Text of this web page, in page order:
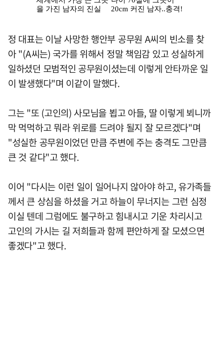
정 대표는 이날 사망한 행안부 공무원 A씨의 빈소를 찾
아 "(A씨는) 국가를 위해서 정말 책임감 있고 성실하게
일하셨던 모범적인 공무원이셨는데 이렇게 안타까운 일
이 발생했다"며 이같이 말했다.
그는 "또 (고인의) 사모님을 뵙고 아들, 딸 이렇게 뵈니까
막 먹먹하고 뭐라 위로를 드려야 될지 잘 모르겠다"며
"성실한 공무원이었던 만큼 주변에 주는 충격도 그만큼
큰 것 같다"고 했다.
이어 "다시는 이런 일이 일어나지 않아야 하고, 유가족들
께서 큰 상심을 하셨을 거고 하늘이 무너지는 그런 심정
이실 텐데 그럼에도 불구하고 힘내시고 기운 차리시고
고인의 가시는 길 저희들과 함께 편안하게 잘 모셨으면
좋겠다"고 했다.